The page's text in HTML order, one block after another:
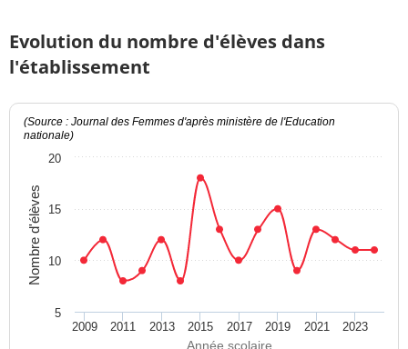
Evolution du nombre d'élèves dans
l'établissement
Année scolaire
Nombre d'élèves
(Source : Journal des Femmes d'après ministère de l'Education
nationale)
2009 2011 2013 2015 2017 2019 2021 2023
5
10
15
20